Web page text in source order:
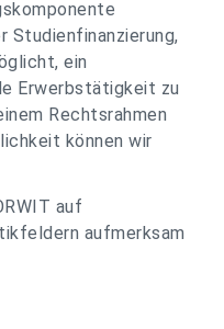
Studienfinanzierung,
ein
Erwerbstätigkeit zu
Rechtsrahmen
können wir
auf
aufmerksam
Themen